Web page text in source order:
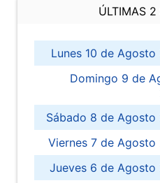
ÚLTIMAS
Lunes 10 de Agosto
Domingo 9 de
Sábado 8 de Agosto
Viernes 7 de Agosto
Jueves 6 de Agosto